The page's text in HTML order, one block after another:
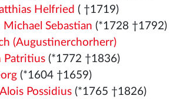
Helfried ( †1719)
Michael Sebastian (*1728 †1792)
(Augustinerchorherr)
Patritius(*1772 †1836)
(*1604 †1659)
Possidius(*1765 †1826)